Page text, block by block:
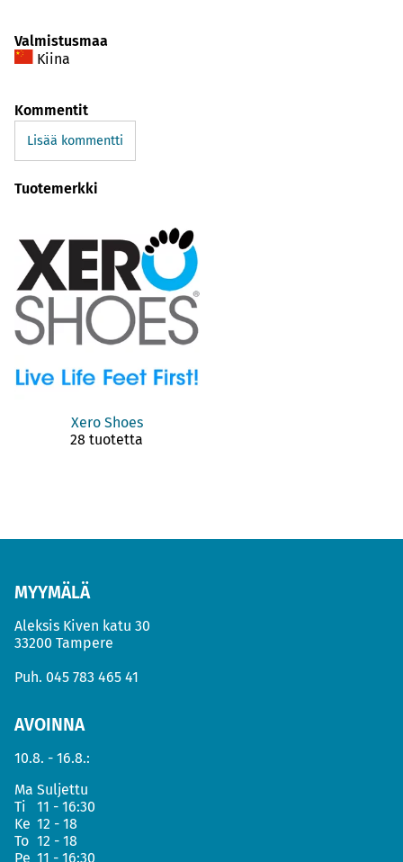
Valmistusmaa
Kiina
Kommentit
Lisää kommentti
Tuotemerkki
Xero Shoes
28 tuotetta
MYYMÄLÄ
Aleksis Kiven katu 30
33200 Tampere
Puh. 045 783 465 41
AVOINNA
10.8. - 16.8.:
Ma Suljettu
Ti
11 - 16:30
Ke 12 - 18
To 12 - 18
Pe 11 - 16:30